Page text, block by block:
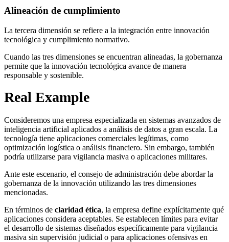
Alineación de cumplimiento
La tercera dimensión se refiere a la integración entre innovación
tecnológica y cumplimiento normativo.
Cuando las tres dimensiones se encuentran alineadas, la gobernanza
permite que la innovación tecnológica avance de manera
responsable y sostenible.
Real Example
Consideremos una empresa especializada en sistemas avanzados de
inteligencia artificial aplicados a análisis de datos a gran escala. La
tecnología tiene aplicaciones comerciales legítimas, como
optimización logística o análisis financiero. Sin embargo, también
podría utilizarse para vigilancia masiva o aplicaciones militares.
Ante este escenario, el consejo de administración debe abordar la
gobernanza de la innovación utilizando las tres dimensiones
mencionadas.
En términos de claridad ética, la empresa define explícitamente qué
aplicaciones considera aceptables. Se establecen límites para evitar
el desarrollo de sistemas diseñados específicamente para vigilancia
masiva sin supervisión judicial o para aplicaciones ofensivas en